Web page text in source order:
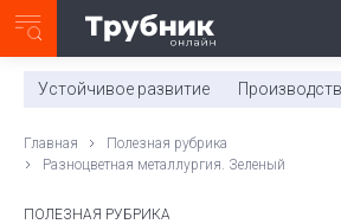
0:00/ 11:03
Устойчивое развитие
Главная
Полезная рубрика
Разноцветная металлургия. Зеленый
ПОЛЕЗНАЯ РУБРИКА